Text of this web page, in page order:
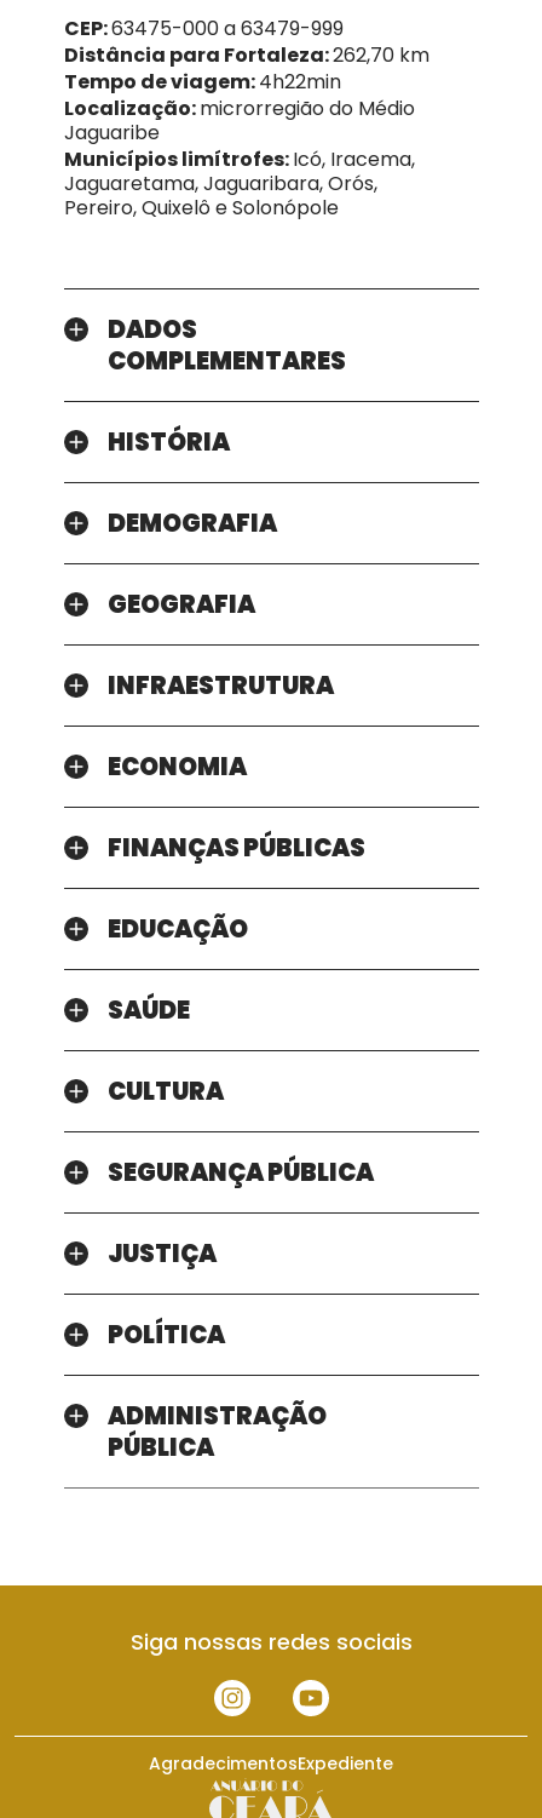
CEP:63475-000 a 63479-999
Distância para Fortaleza:262,70 km
Tempo de viagem:4h22min
Localização:microrregião do Médio
Jaguaribe
Municípios limítrofes:Icó, Iracema,
Jaguaretama, Jaguaribara, Orós,
Pereiro, Quixelô e Solonópole
DADOS
COMPLEMENTARES
HISTÓRIA
DEMOGRAFIA
GEOGRAFIA
INFRAESTRUTURA
ECONOMIA
FINANÇAS PÚBLICAS
EDUCAÇÃO
SAÚDE
CULTURA
SEGURANÇA PÚBLICA
JUSTIÇA
POLÍTICA
ADMINISTRAÇÃO
PÚBLICA
Siga nossas redes sociais
Expediente
Agradecimentos